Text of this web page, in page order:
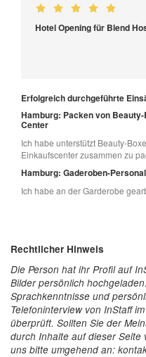
Hotel Opening für Blend
Erfolgreich durchgeführte
Hamburg: Packen von
Center
Ich habe unterstützt Beauty-
Einkaufscenter zusammen zu
Hamburg: Gaderoben-Personal
Ich habe an der Garderobe
Rechtlicher Hinweis
Die Person hat ihr Profil auf
Bilder persönlich
Sprachkenntnisse und
Telefoninterview von InStaff
überprüft. Sollten Sie der
durch Inhalte auf dieser
uns bitte umgehend an: